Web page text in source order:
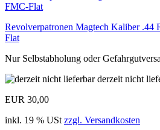
Revolverpatronen Magtech Kaliber .44
Flat
Nur Selbstabholung oder
derzeit nicht
EUR 30,00
inkl. 19 % USt zzgl. Versandkosten